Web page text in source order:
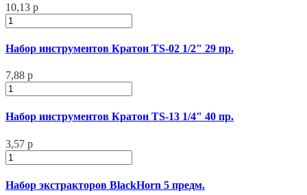
10,13 р
Набор инструментов Кратон TS-02 1/2" 29 пр.
7,88 р
Набор инструментов Кратон TS-13 1/4" 40 пр.
3,57 р
Набор экстракторов BlackHorn 5 предм.